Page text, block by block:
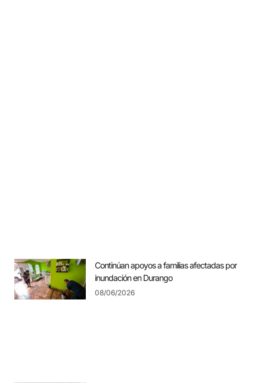
Continúan apoyos a familias afectadas por
inundación en Durango
08/06/2026